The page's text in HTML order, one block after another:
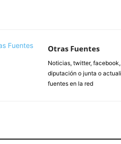
Otras Fuentes
Noticias, twitter,
diputación o junta o
fuentes en la red